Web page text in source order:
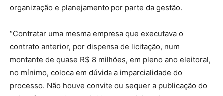
organização e planejamento por parte da gestão.
“Contratar uma mesma empresa que executava o
contrato anterior, por dispensa de licitação, num
montante de quase R$ 8 milhões, em pleno ano eleitoral,
no mínimo, coloca em dúvida a imparcialidade do
processo. Não houve convite ou sequer a publicação do